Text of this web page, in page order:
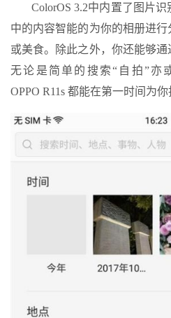
ColorOS 3.2中内置了图片
中的内容智能的为你的相册进
或美食。除此之外，你还能够通
无论是简单的搜索“自拍”亦
OPPO R11s 都能在第一时间为你